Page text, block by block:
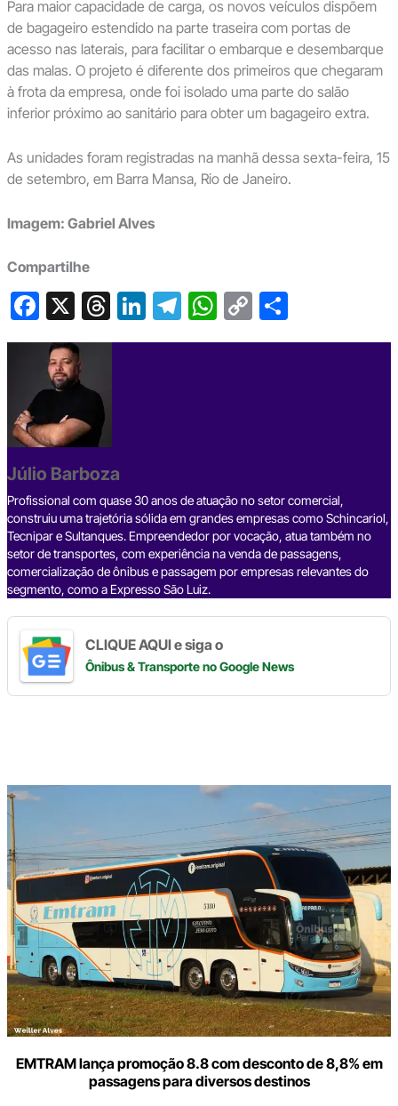
Para maior capacidade de carga, os novos veículos dispõem
de bagageiro estendido na parte traseira com portas de
acesso nas laterais, para facilitar o embarque e desembarque
das malas. O projeto é diferente dos primeiros que chegaram
à frota da empresa, onde foi isolado uma parte do salão
inferior próximo ao sanitário para obter um bagageiro extra.
As unidades foram registradas na manhã dessa sexta-feira, 15
de setembro, em Barra Mansa, Rio de Janeiro.
Imagem: Gabriel Alves
Compartilhe
F
a
c
e
b
o
o
k
X T
hr
s
Li
n
T
el
W
h
C
o
S
h
Júlio Barboza
Profissional com quase 30 anos de atuação no setor comercial,
construiu uma trajetória sólida em grandes empresas como Schincariol,
Tecnipar e Sultanques. Empreendedor por vocação, atua também no
setor de transportes, com experiência na venda de passagens,
comercialização de ônibus e passagem por empresas relevantes do
segmento, como a Expresso São Luiz.
CLIQUE AQUI e siga o
Ônibus & Transporteno Google News
EMTRAM lança promoção 8.8 com desconto de 8,8% em
passagens para diversos destinos
Digite
aqui
o
seu
e-
mail